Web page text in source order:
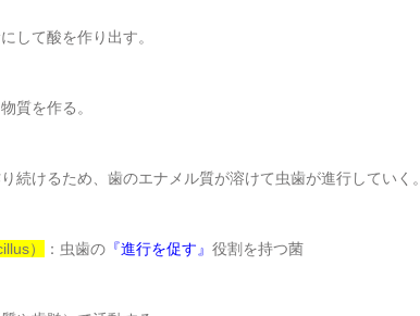
して酸を作り出す。
質を作る。
続けるため、歯のエナメル質が溶けて虫歯が進行していく。
） ：虫歯の 『進行を促す』 役割を持つ菌